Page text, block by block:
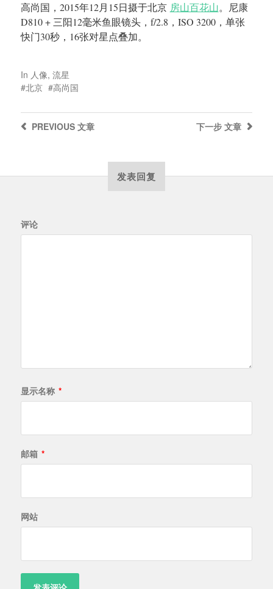
高尚国，2015年12月15日摄于北京 房山百花山。尼康
D810 + 三阳12毫米鱼眼镜头，f/2.8，ISO 3200，单张
快门30秒，16张对星点叠加。
In 人像, 流星
北京
高尚国
下一步 文章
PREVIOUS文章
发表回复
评论
显示名称 *
邮箱 *
网站